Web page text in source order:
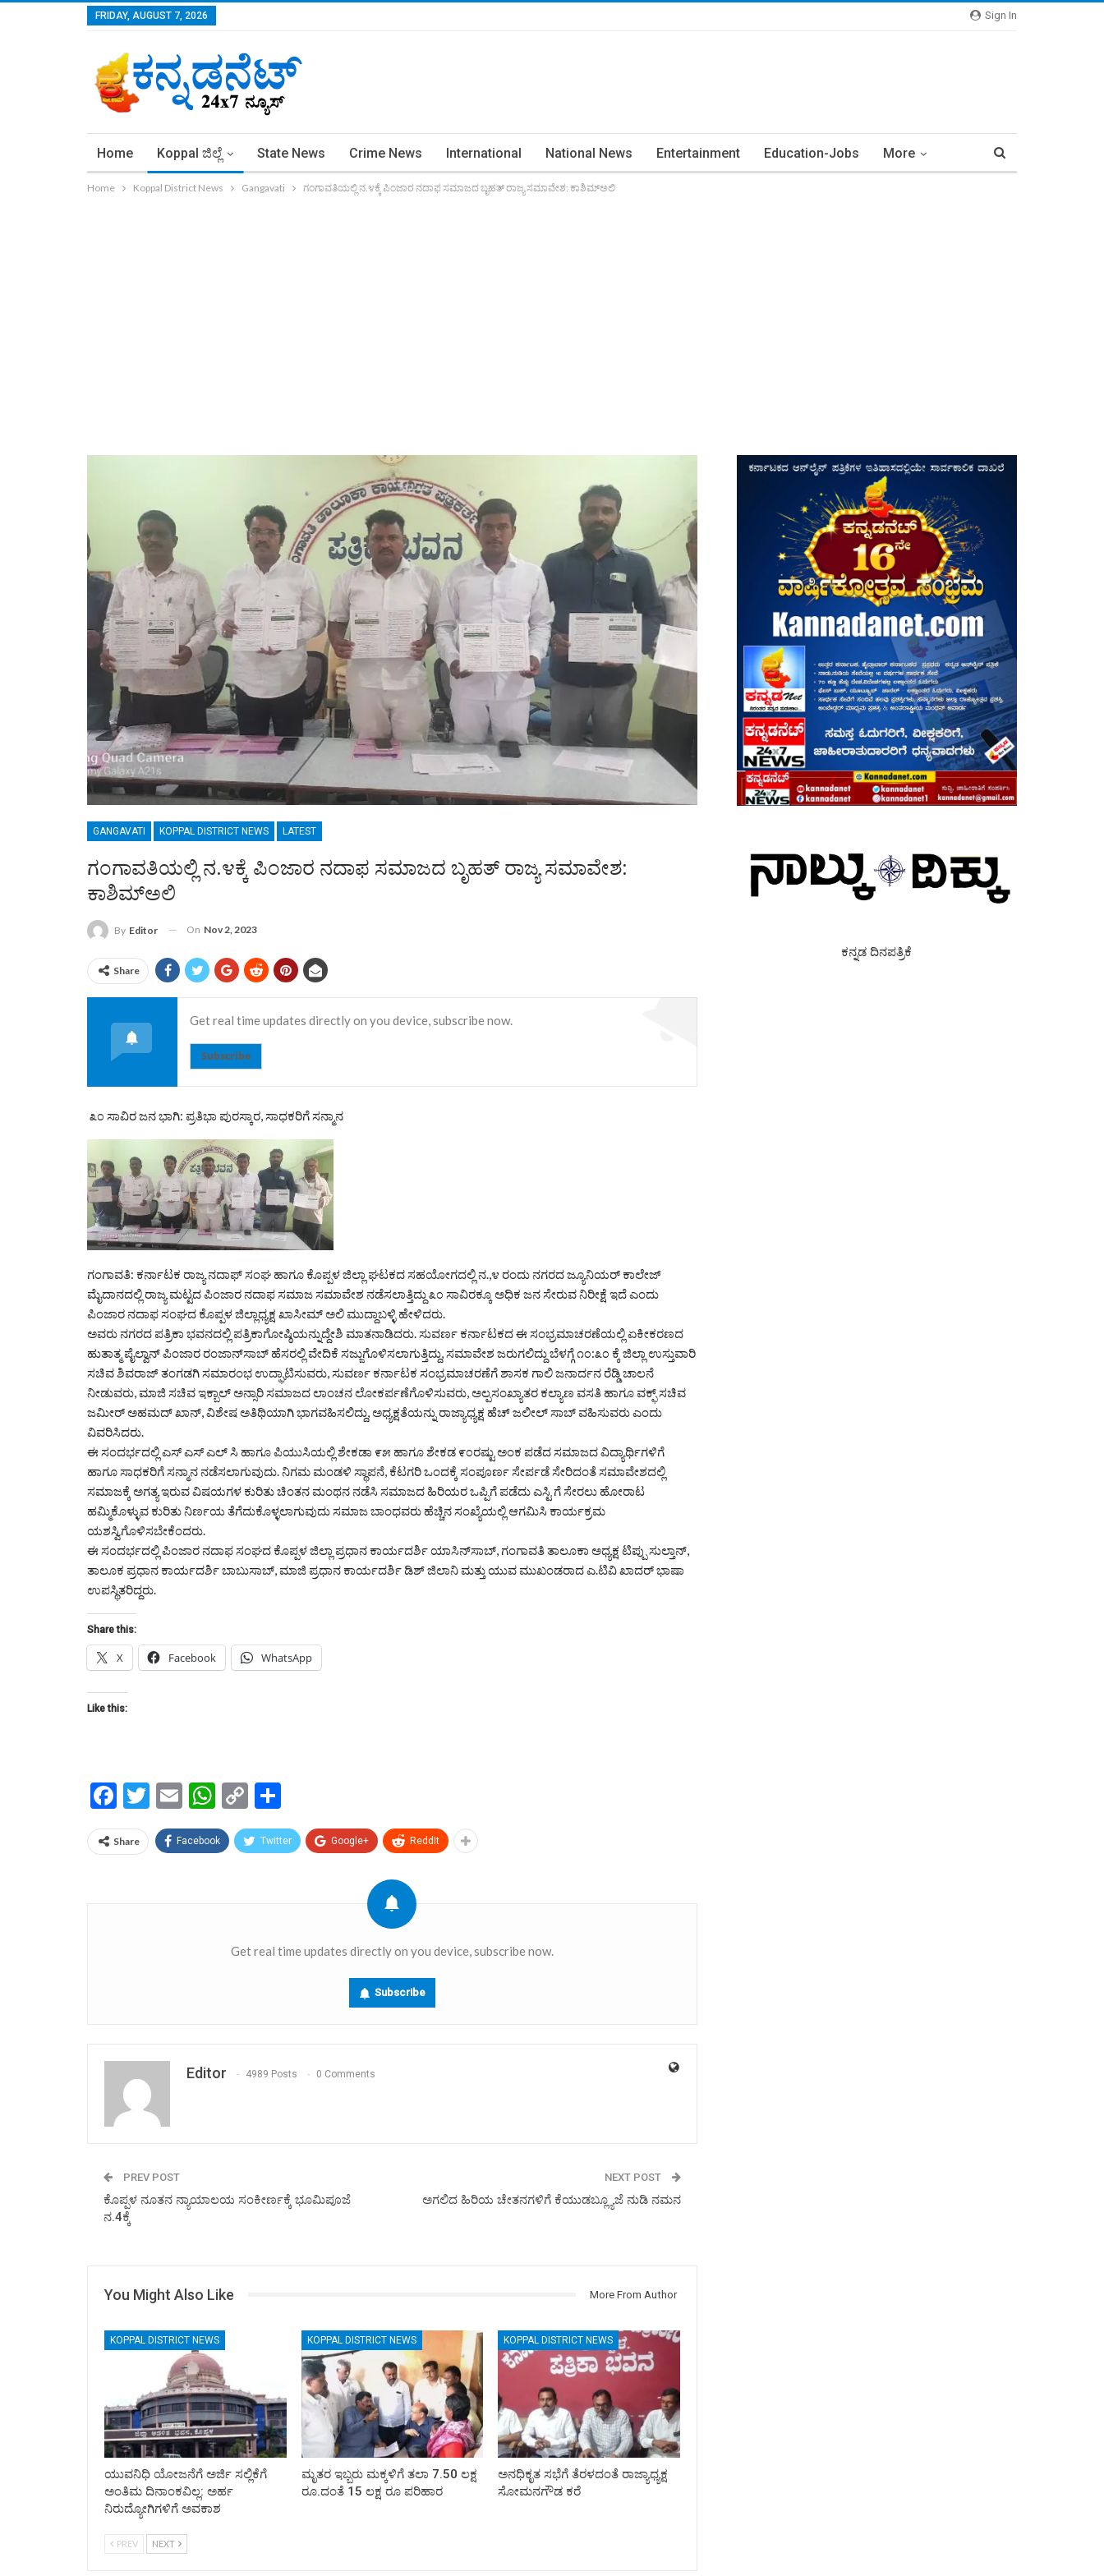
Sign In
FRIDAY, AUGUST 7, 2026
Home Koppal ಜಿಲ್ಲೆ State News Crime News International National News Entertainment Education-Jobs More
Home Koppal District News Gangavati ಗಂಗಾವತಿಯಲ್ಲಿ ನ.೪ಕ್ಕೆ ಪಿಂಜಾರ ನದಾಫ ಸಮಾಜದ ಬೃಹತ್ ರಾಜ್ಯ ಸಮಾವೇಶ: ಕಾಶಿಮ್‌ಅಲಿ
GANGAVATI KOPPAL DISTRICT NEWS LATEST
ಗಂಗಾವತಿಯಲ್ಲಿ ನ.೪ಕ್ಕೆ ಪಿಂಜಾರ ನದಾಫ ಸಮಾಜದ ಬೃಹತ್ ರಾಜ್ಯ ಸಮಾವೇಶ:
ಕಾಶಿಮ್‌ಅಲಿ
By Editor On Nov 2, 2023
Share
Get real time updates directly on you device, subscribe now.
Subscribe
೩೦ ಸಾವಿರ ಜನ ಭಾಗಿ: ಪ್ರತಿಭಾ ಪುರಸ್ಕಾರ, ಸಾಧಕರಿಗೆ ಸನ್ಮಾನ
ಗಂಗಾವತಿ: ಕರ್ನಾಟಕ ರಾಜ್ಯ ನದಾಫ್ ಸಂಘ ಹಾಗೂ ಕೊಪ್ಪಳ ಜಿಲ್ಲಾ ಘಟಕದ ಸಹಯೋಗದಲ್ಲಿ ನ.,೪ ರಂದು ನಗರದ ಜ್ಯೂನಿಯರ್ ಕಾಲೇಜ್
ಮೈದಾನದಲ್ಲಿ ರಾಜ್ಯ ಮಟ್ಟದ ಪಿಂಜಾರ ನದಾಫ ಸಮಾಜ ಸಮಾವೇಶ ನಡೆಸಲಾತ್ತಿದ್ದು ೩೦ ಸಾವಿರಕ್ಕೂ ಅಧಿಕ ಜನ ಸೇರುವ ನಿರೀಕ್ಷೆ ಇದೆ ಎಂದು
ಪಿಂಜಾರ ನದಾಫ ಸಂಘದ ಕೊಪ್ಪಳ ಜಿಲ್ಲಾಧ್ಯಕ್ಷ ಖಾಸೀಮ್ ಅಲಿ ಮುದ್ದಾಬಳ್ಳಿ ಹೇಳಿದರು.
ಅವರು ನಗರದ ಪತ್ರಿಕಾ ಭವನದಲ್ಲಿ ಪತ್ರಿಕಾಗೋಷ್ಠಿಯನ್ನುದ್ದೇಶಿ ಮಾತನಾಡಿದರು. ಸುವರ್ಣ ಕರ್ನಾಟಕದ ಈ ಸಂಭ್ರಮಾಚರಣೆಯಲ್ಲಿ ಏಕೀಕರಣದ
ಹುತಾತ್ಮ ಪೈಲ್ವಾನ್ ಪಿಂಜಾರ ರಂಜಾನ್‌ಸಾಬ್ ಹೆಸರಲ್ಲಿ ವೇದಿಕೆ ಸಜ್ಜುಗೊಳಿಸಲಾಗುತ್ತಿದ್ದು, ಸಮಾವೇಶ ಜರುಗಲಿದ್ದು ಬೆಳಗ್ಗೆ ೧೦:೩೦ ಕ್ಕೆ ಜಿಲ್ಲಾ ಉಸ್ತುವಾರಿ
ಸಚಿವ ಶಿವರಾಜ್ ತಂಗಡಗಿ ಸಮಾರಂಭ ಉದ್ಘಾಟಿಸುವರು, ಸುವರ್ಣ ಕರ್ನಾಟಕ ಸಂಭ್ರಮಾಚರಣೆಗೆ ಶಾಸಕ ಗಾಲಿ ಜನಾರ್ದನ ರೆಡ್ಡಿ ಚಾಲನೆ
ನೀಡುವರು, ಮಾಜಿ ಸಚಿವ ಇಕ್ಬಾಲ್ ಅನ್ಸಾರಿ ಸಮಾಜದ ಲಾಂಚನ ಲೋಕರ್ಪಣೆಗೊಳಿಸುವರು, ಅಲ್ಪಸಂಖ್ಯಾತರ ಕಲ್ಯಾಣ ವಸತಿ ಹಾಗೂ ವಕ್ಫ್ ಸಚಿವ
ಜಮೀರ್ ಅಹಮದ್ ಖಾನ್, ವಿಶೇಷ ಅತಿಥಿಯಾಗಿ ಭಾಗವಹಿಸಲಿದ್ದು, ಅಧ್ಯಕ್ಷತೆಯನ್ನು ರಾಜ್ಯಾಧ್ಯಕ್ಷ ಹೆಚ್ ಜಲೀಲ್ ಸಾಬ್ ವಹಿಸುವರು ಎಂದು
ವಿವರಿಸಿದರು.
ಈ ಸಂದರ್ಭದಲ್ಲಿ ಎಸ್ ಎಸ್ ಎಲ್ ಸಿ ಹಾಗೂ ಪಿಯುಸಿಯಲ್ಲಿ ಶೇಕಡಾ ೯೫ ಹಾಗೂ ಶೇಕಡ ೯೦ರಷ್ಟು ಅಂಕ ಪಡೆದ ಸಮಾಜದ ವಿದ್ಯಾರ್ಥಿಗಳಿಗೆ
ಹಾಗೂ ಸಾಧಕರಿಗೆ ಸನ್ಮಾನ ನಡೆಸಲಾಗುವುದು. ನಿಗಮ ಮಂಡಳಿ ಸ್ಥಾಪನೆ, ಕೆಟಗರಿ ಒಂದಕ್ಕೆ ಸಂಪೂರ್ಣ ಸೇರ್ಪಡೆ ಸೇರಿದಂತೆ ಸಮಾವೇಶದಲ್ಲಿ
ಸಮಾಜಕ್ಕೆ ಅಗತ್ಯ ಇರುವ ವಿಷಯಗಳ ಕುರಿತು ಚಿಂತನ ಮಂಥನ ನಡೆಸಿ ಸಮಾಜದ ಹಿರಿಯರ ಒಪ್ಪಿಗೆ ಪಡೆದು ಎಸ್ಟಿ ಗೆ ಸೇರಲು ಹೋರಾಟ
ಹಮ್ಮಿಕೊಳ್ಳುವ ಕುರಿತು ನಿರ್ಣಯ ತೆಗೆದುಕೊಳ್ಳಲಾಗುವುದು ಸಮಾಜ ಬಾಂಧವರು ಹೆಚ್ಚಿನ ಸಂಖ್ಯೆಯಲ್ಲಿ ಆಗಮಿಸಿ ಕಾರ್ಯಕ್ರಮ
ಯಶಸ್ವಿಗೊಳಿಸಬೇಕೆಂದರು.
ಈ ಸಂದರ್ಭದಲ್ಲಿ ಪಿಂಜಾರ ನದಾಫ ಸಂಘದ ಕೊಪ್ಪಳ ಜಿಲ್ಲಾ ಪ್ರಧಾನ ಕಾರ್ಯದರ್ಶಿ ಯಾಸಿನ್‌ಸಾಬ್, ಗಂಗಾವತಿ ತಾಲೂಕಾ ಅಧ್ಯಕ್ಷ ಟಿಪ್ಪು ಸುಲ್ತಾನ್,
ತಾಲೂಕ ಪ್ರಧಾನ ಕಾರ್ಯದರ್ಶಿ ಬಾಬುಸಾಬ್, ಮಾಜಿ ಪ್ರಧಾನ ಕಾರ್ಯದರ್ಶಿ ಡಿಶ್ ಜಿಲಾನಿ ಮತ್ತು ಯುವ ಮುಖಂಡರಾದ ಎ.ಟಿವಿ ಖಾದರ್ ಭಾಷಾ
ಉಪಸ್ಥಿತರಿದ್ದರು.
Share this:
X Facebook WhatsApp
Like this:
Facebook
Twitter
EmailWhatsApp
Copy
Link
Share Facebook Twitter Google+ ReddIt
Get real time updates directly on you device, subscribe now.
Subscribe
Editor 4989 Posts 0 Comments
PREV POST
ಕೊಪ್ಪಳ ನೂತನ ನ್ಯಾಯಾಲಯ ಸಂಕೀರ್ಣಕ್ಕೆ ಭೂಮಿಪೂಜೆ
ನ.4ಕ್ಕೆ
NEXT POST
ಅಗಲಿದ ಹಿರಿಯ ಚೇತನಗಳಿಗೆ ಕೆಯುಡಬ್ಲ್ಯೂಜೆ ನುಡಿ ನಮನ
You Might Also Like More From Author
KOPPAL DISTRICT NEWS
ಯುವನಿಧಿ ಯೋಜನೆಗೆ ಅರ್ಜಿ ಸಲ್ಲಿಕೆಗೆ
ಅಂತಿಮ ದಿನಾಂಕವಿಲ್ಲ: ಅರ್ಹ
ನಿರುದ್ಯೋಗಿಗಳಿಗೆ ಅವಕಾಶ
KOPPAL DISTRICT NEWS
ಮೃತರ ಇಬ್ಬರು ಮಕ್ಕಳಿಗೆ ತಲಾ 7.50 ಲಕ್ಷ
ರೂ.ದಂತೆ 15 ಲಕ್ಷ ರೂ ಪರಿಹಾರ
KOPPAL DISTRICT NEWS
ಅನಧಿಕೃತ ಸಭೆಗೆ ತೆರಳದಂತೆ ರಾಜ್ಯಾಧ್ಯಕ್ಷ
ಸೋಮನಗೌಡ ಕರೆ
PREV NEXT
ಕನ್ನಡ ದಿನಪತ್ರಿಕೆ